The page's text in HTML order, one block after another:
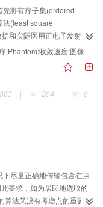
先将有序子集(ordered
法(least square
和实际医用正电子发射断
分下的重建结果，同时分
及重建收敛速度的影响。重
建迭代算法(OS—LS)具有较
算法的重建，OS—LS的
量也好于传统的滤波反投影
应用;模型数据;分析比较;计算时间;LS算法;成像仪;PET;传统;仿真
| 204 | 0
尽量正确地传输包含在点
要求，如为居民地选取的
算法又没有考虑点的重要性